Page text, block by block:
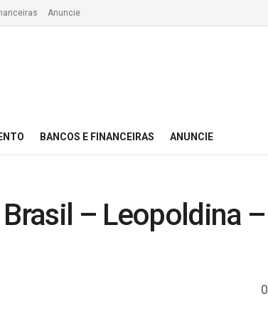
Anuncie
BANCOS E FINANCEIRAS ANUNCIE
– Leopoldina –
0